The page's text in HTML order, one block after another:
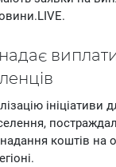
iнiцiaтиви
нaдaння кoштiв нa